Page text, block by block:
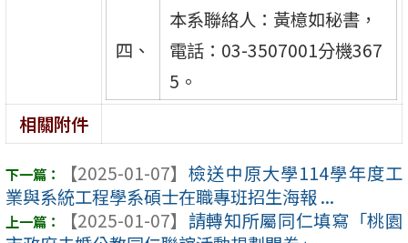
四、
本系聯絡人：黃檍如秘書，
電話：03-3507001分機367
5。
相關附件
【2025-01-07】 檢送中原大學114學年度工
業與系統工程學系碩士在職專班招生海報 ...
【2025-01-07】 請轉知所屬同仁填寫「桃園